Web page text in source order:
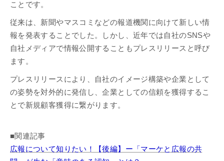
ことです。
従来は、新聞やマスコミなどの報道機関に向けて新しい情
報を発表することでした。しかし、近年では自社のSNSや
自社メディアで情報公開することもプレスリリースと呼び
ます。
プレスリリースにより、自社のイメージ構築や企業として
の姿勢を対外的に発信し、企業としての信頼を獲得するこ
とで新規顧客獲得に繋がります。
■関連記事
広報について知りたい！【後編】ー「マーケと広報の共